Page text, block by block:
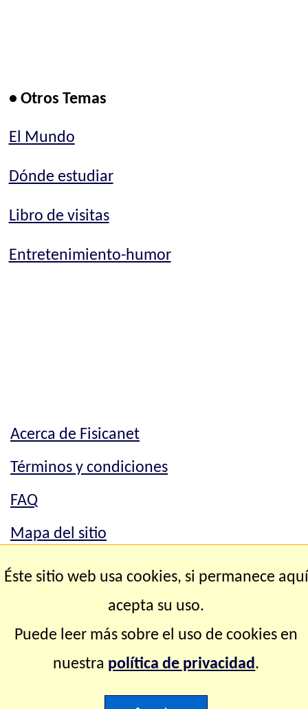
• Otros Temas
El Mundo
Dónde estudiar
Libro de visitas
Entretenimiento-humor
Acerca de Fisicanet
Términos y condiciones
FAQ
Mapa del sitio
Mapa del sitio
Éste sitio web usa cookies, si permanece aquí
acepta su uso.
Puede leer más sobre el uso de cookies en
nuestra política de privacidad.